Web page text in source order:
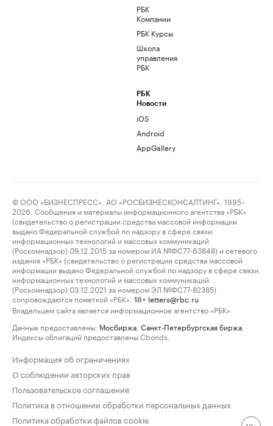
РБК
Компании
РБК Курсы
Школа
управления
РБК
РБК
Новости
iOS
Android
AppGallery
© ООО «БИЗНЕСПРЕСС», АО «РОСБИЗНЕСКОНСАЛТИНГ», 1995–
2026. Сообщения и материалы информационного агентства «РБК»
(свидетельство о регистрации средства массовой информации
выдано Федеральной службой по надзору в сфере связи,
информационных технологий и массовых коммуникаций
(Роскомнадзор) 09.12.2015 за номером ИА №ФС77-63848) и сетевого
издания «РБК» (свидетельство о регистрации средства массовой
информации выдано Федеральной службой по надзору в сфере связи,
информационных технологий и массовых коммуникаций
(Роскомнадзор) 03.12.2021 за номером ЭЛ №ФС77-82385)
сопровождаются пометкой «РБК».
18+ letters@rbc.ru
Владельцем сайта является информационное агентство «РБК».
Данные предоставлены: Мосбиржа Санкт-Петербургская биржа
Индексы облигаций предоставлены Cbonds.
Информация об ограничениях
О соблюдении авторских прав
Пользовательское соглашение
Политика в отношении обработки персональных данных
Политика обработки файлов cookie